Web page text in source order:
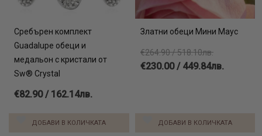
Сребърен комплект
Guadalupe обеци и
медальон с кристали от
Sw® Crystal
€82.90 / 162.14лв.
ДОБАВИ В КОЛИЧКАТА
Златни обеци Мини Маус
€264.90 / 518.10лв.
€230.00 / 449.84лв.
ДОБАВИ В КОЛИЧКАТА